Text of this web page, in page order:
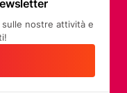
sulle nostre attività e